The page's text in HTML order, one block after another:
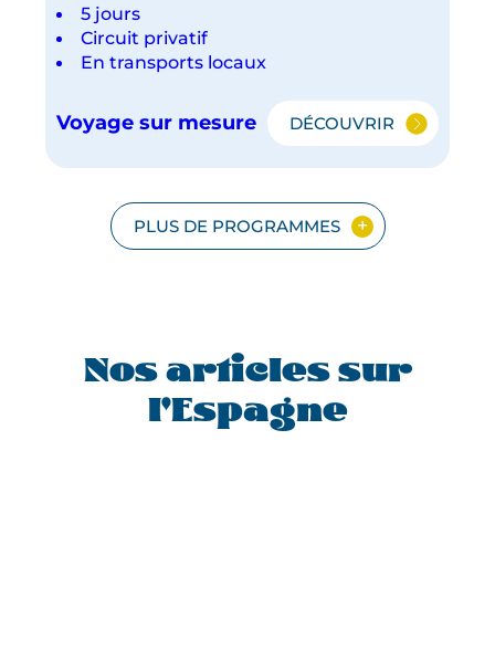
5 jours
Circuit privatif
En transports locaux
Voyage sur mesure DÉCOUVRIR
ESCAPADE
PLUS DE PROGRAMMES
Nos articles sur
l'Espagne